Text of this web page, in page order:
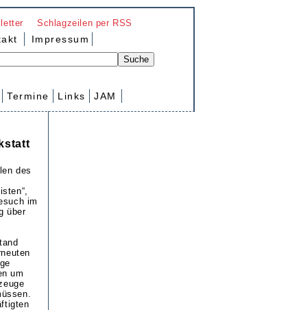
Schlagzeilen per RSS
Impressum
Termine Links JAM
des
im
über
um